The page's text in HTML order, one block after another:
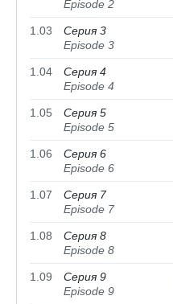
Episode 2
1.03
Серия 3
Episode 3
1.04
Серия 4
Episode 4
1.05
Серия 5
Episode 5
1.06
Серия 6
Episode 6
1.07
Серия 7
Episode 7
1.08
Серия 8
Episode 8
1.09
Серия 9
Episode 9